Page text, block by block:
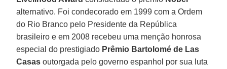
alternativo. Foi condecorado em 1999 com a Ordem
do Rio Branco pelo Presidente da República
brasileiro e em 2008 recebeu uma menção honrosa
especial do prestigiado Prêmio Bartolomé de Las
Casas outorgada pelo governo espanhol por sua luta